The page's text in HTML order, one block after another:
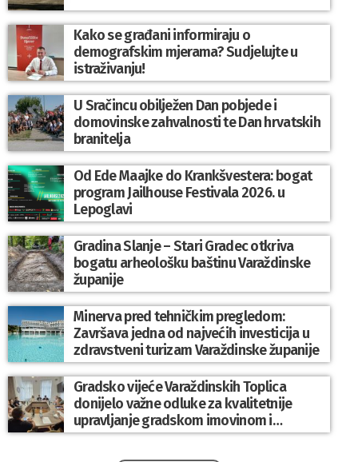
Kako se građani informiraju o
demografskim mjerama? Sudjelujte u
istraživanju!
U Sračincu obilježen Dan pobjede i
domovinske zahvalnosti te Dan hrvatskih
branitelja
Od Ede Maajke do Krankšvestera: bogat
program Jailhouse Festivala 2026. u
Lepoglavi
Gradina Slanje – Stari Gradec otkriva
bogatu arheološku baštinu Varaždinske
županije
Minerva pred tehničkim pregledom:
Završava jedna od najvećih investicija u
zdravstveni turizam Varaždinske županije
Gradsko vijeće Varaždinskih Toplica
donijelo važne odluke za kvalitetnije
upravljanje gradskom imovinom i
komunalnim sustavom